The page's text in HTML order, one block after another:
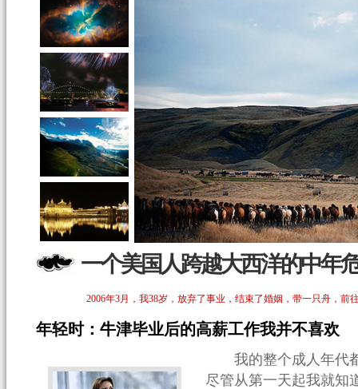
一个美国人跨越大西洋的中年
2006年3月，我38岁，放弃了事业，结束了婚姻，带一只舟，
年轻时：牛津毕业后的高薪工作我并不喜欢
我的整个成人年代都
尽管从第一天起我就知